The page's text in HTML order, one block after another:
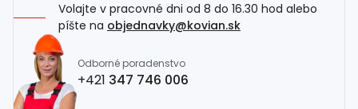
Volajte v pracovné dni od 8 do 16.30 hod alebo
píšte na objednavky@kovian.sk
Odborné poradenstvo
+421 347 746 006